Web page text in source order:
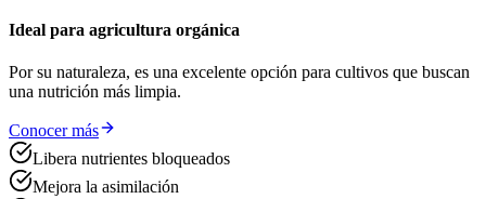
Ideal para agricultura orgánica
Por su naturaleza, es una excelente opción para cultivos que buscan
una nutrición más limpia.
Conocer más
Libera nutrientes bloqueados
Mejora la asimilación